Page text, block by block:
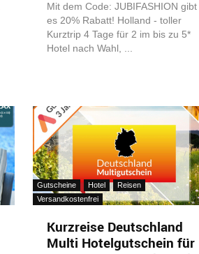
Mit dem Code: JUBIFASHION gibt
es 20% Rabatt! Holland - toller
Kurztrip 4 Tage für 2 im bis zu 5*
Hotel nach Wahl, ...
Gutscheine Hotel
Reisen
Versandkostenfrei
Kurzreise Deutschland
Multi Hotelgutschein für